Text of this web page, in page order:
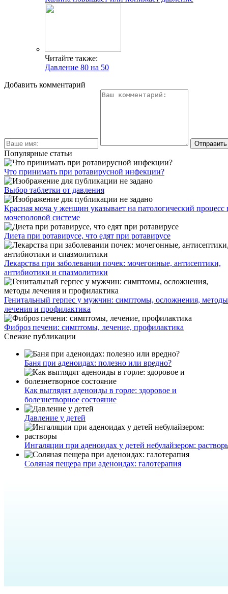
Читайте также:
Давление 80 на 50
Добавить комментарий
Популярные статьи
Что принимать при ротавирусной инфекции?
Выбор таблетки от давления
Красная моча у женщин указывает на патологический процесс
мочеполовой системе
Диета при ротавирусе, что едят при ротавирусе
Лекарства при заболевании почек: мочегонные, антисептики,
антибиотики и спазмолитики
Генитальный герпес у мужчин: симптомы, осложнения, методы
лечения и профилактика
Фиброз печени: симптомы, лечение, профилактика
Свежие публикации
Баня при аденоидах: полезно или вредно?
Как выглядят аденоиды в горле: здоровое и
болезнетворное состояние
Давление у детей
Ингаляции при аденоидах у детей небулайзером:
Соляная пещера при аденоидах: галотерапия